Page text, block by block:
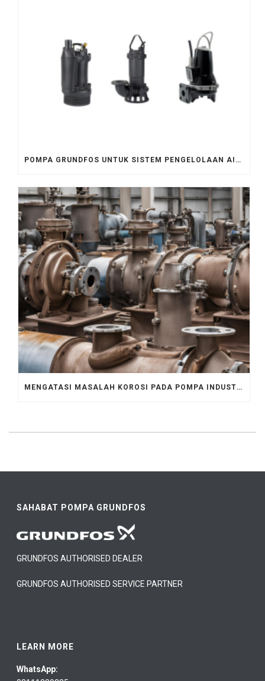
POMPA GRUNDFOS UNTUK SISTEM PENGELOLAAN AIR LIMBAH PERKOTAAN
MENGATASI MASALAH KOROSI PADA POMPA INDUSTRI, CEK DI SINI!
SAHABAT POMPA GRUNDFOS
GRUNDFOS AUTHORISED DEALER
GRUNDFOS AUTHORISED SERVICE PARTNER
LEARN MORE
WhatsApp: